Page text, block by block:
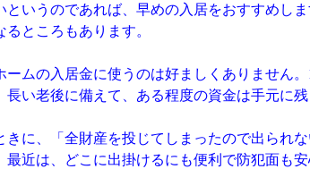
いうのであれば、早めの入居をおすすめし
ところもあります。
ムの入居金に使うのは好ましくありません
い老後に備えて、ある程度の資金は手元に残
に、「全財産を投じてしまったので出られ
近は、どこに出掛けるにも便利で防犯面も